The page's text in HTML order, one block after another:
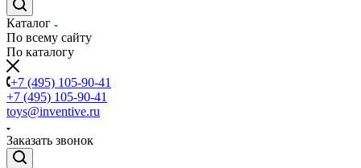
Каталог
По всему сайту
По каталогу
+7 (495) 105-90-41
+7 (495) 105-90-41
toys@inventive.ru
Заказать звонок